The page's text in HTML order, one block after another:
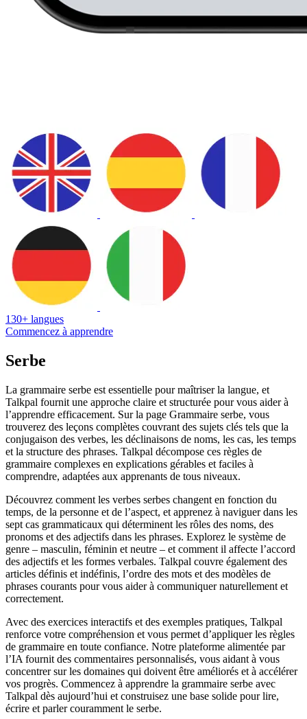
130+ langues
Commencez à apprendre
Serbe
La grammaire serbe est essentielle pour maîtriser la langue, et
Talkpal fournit une approche claire et structurée pour vous aider à
l’apprendre efficacement. Sur la page Grammaire serbe, vous
trouverez des leçons complètes couvrant des sujets clés tels que la
conjugaison des verbes, les déclinaisons de noms, les cas, les temps
et la structure des phrases. Talkpal décompose ces règles de
grammaire complexes en explications gérables et faciles à
comprendre, adaptées aux apprenants de tous niveaux.
Découvrez comment les verbes serbes changent en fonction du
temps, de la personne et de l’aspect, et apprenez à naviguer dans les
sept cas grammaticaux qui déterminent les rôles des noms, des
pronoms et des adjectifs dans les phrases. Explorez le système de
genre – masculin, féminin et neutre – et comment il affecte l’accord
des adjectifs et les formes verbales. Talkpal couvre également des
articles définis et indéfinis, l’ordre des mots et des modèles de
phrases courants pour vous aider à communiquer naturellement et
correctement.
Avec des exercices interactifs et des exemples pratiques, Talkpal
renforce votre compréhension et vous permet d’appliquer les règles
de grammaire en toute confiance. Notre plateforme alimentée par
l’IA fournit des commentaires personnalisés, vous aidant à vous
concentrer sur les domaines qui doivent être améliorés et à accélérer
vos progrès. Commencez à apprendre la grammaire serbe avec
Talkpal dès aujourd’hui et construisez une base solide pour lire,
écrire et parler couramment le serbe.